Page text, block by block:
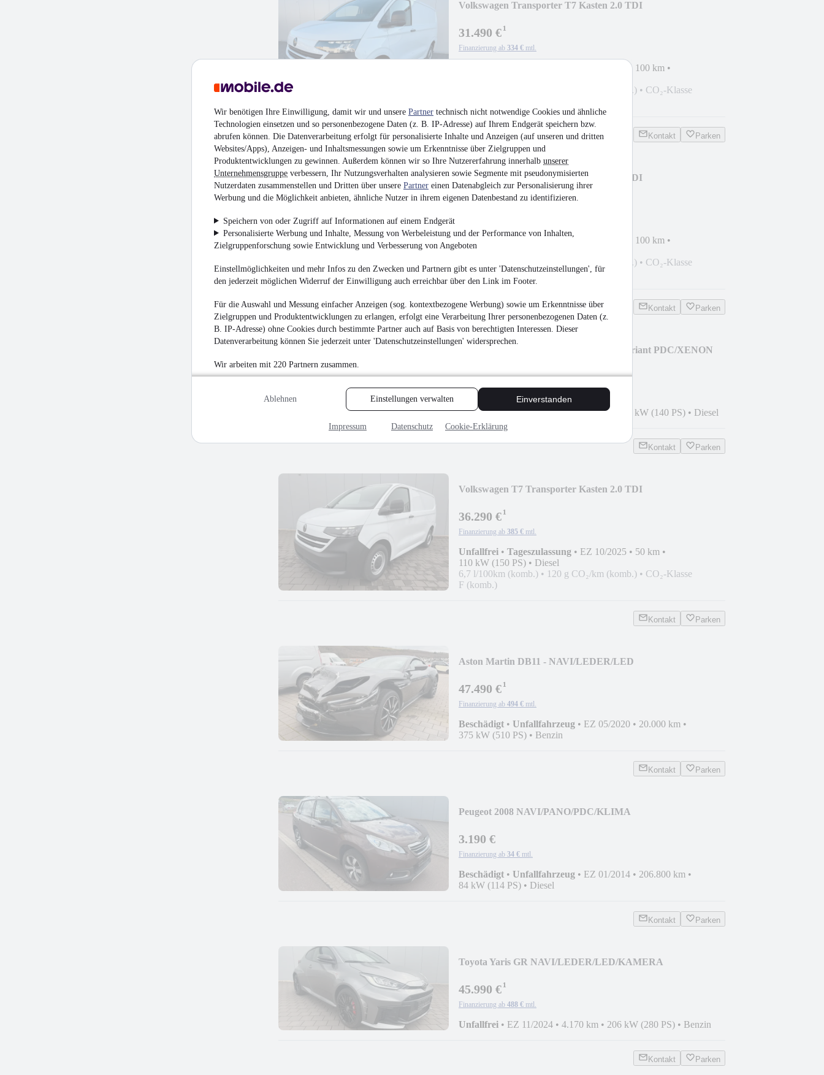
Wir benötigen Ihre Einwilligung, damit wir und unsere Partner technisch nicht notwendige Cookies und ähnliche
Technologien einsetzen und so personenbezogene Daten (z. B. IP-Adresse) auf Ihrem Endgerät speichern bzw.
abrufen können. Die Datenverarbeitung erfolgt für personalisierte Inhalte und Anzeigen (auf unseren und dritten
Websites/Apps), Anzeigen- und Inhaltsmessungen sowie um Erkenntnisse über Zielgruppen und
Produktentwicklungen zu gewinnen. Außerdem können wir so Ihre Nutzererfahrung innerhalb unserer
Unternehmensgruppe verbessern, Ihr Nutzungsverhalten analysieren sowie Segmente mit pseudonymisierten
Nutzerdaten zusammenstellen und Dritten über unsere Partner einen Datenabgleich zur Personalisierung ihrer
Werbung und die Möglichkeit anbieten, ähnliche Nutzer in ihrem eigenen Datenbestand zu identifizieren.
Speichern von oder Zugriff auf Informationen auf einem Endgerät
Personalisierte Werbung und Inhalte, Messung von Werbeleistung und der Performance von Inhalten,
Zielgruppenforschung sowie Entwicklung und Verbesserung von Angeboten
Einstellmöglichkeiten und mehr Infos zu den Zwecken und Partnern gibt es unter 'Datenschutzeinstellungen', für
den jederzeit möglichen Widerruf der Einwilligung auch erreichbar über den Link im Footer.
Für die Auswahl und Messung einfacher Anzeigen (sog. kontextbezogene Werbung) sowie um Erkenntnisse über
Zielgruppen und Produktentwicklungen zu erlangen, erfolgt eine Verarbeitung Ihrer personenbezogenen Daten (z.
B. IP-Adresse) ohne Cookies durch bestimmte Partner auch auf Basis von berechtigten Interessen. Dieser
Datenverarbeitung können Sie jederzeit unter 'Datenschutzeinstellungen' widersprechen.
Wir arbeiten mit 220 Partnern zusammen.
Ablehnen Einstellungen verwalten Einverstanden
Impressum Datenschutz Cookie-Erklärung
Volkswagen Transporter T7 Kasten 2.0 TDI
31.490 €¹
Finanzierung ab 334 € mtl.
• 100 km •
185 g CO₂/km (komb.) • CO₂-Klasse
Kontakt Parken
Volkswagen Transporter T7 Kasten 2.0 TDI
KLIMA/PDC/SOFORT
31.590 €¹
Unfallfrei • 100 km •
81 kW (110 PS)
185 g CO₂/km (komb.) • CO₂-Klasse
G (komb.)
Kontakt Parken
Volkswagen Golf 2.0 TDI Comfortline Variant PDC/XENON
2.390 €
Finanzierung ab
Unfallfrei•EZ 09/2009•232.500 km• 103 kW (140 PS) • Diesel
Kontakt Parken
Volkswagen T7 Transporter Kasten 2.0 TDI
36.290 €¹
Finanzierung ab 385 € mtl.
Unfallfrei • Tageszulassung • EZ 10/2025 • 50 km •
110 kW (150 PS) • Diesel
6,7 l/100km (komb.) • 120 g CO₂/km (komb.) • CO₂-Klasse
F (komb.)
Kontakt Parken
Aston Martin DB11 - NAVI/LEDER/LED
47.490 €¹
Finanzierung ab 494 € mtl.
Beschädigt • Unfallfahrzeug • EZ 05/2020 • 20.000 km •
375 kW (510 PS) • Benzin
Kontakt Parken
Peugeot 2008 NAVI/PANO/PDC/KLIMA
3.190 €
Finanzierung ab 34 € mtl.
Beschädigt • Unfallfahrzeug • EZ 01/2014 • 206.800 km •
84 kW (114 PS) • Diesel
Kontakt Parken
Toyota Yaris GR NAVI/LEDER/LED/KAMERA
45.990 €¹
Finanzierung ab 488 € mtl.
Unfallfrei • EZ 11/2024 • 4.170 km • 206 kW (280 PS) • Benzin
Kontakt Parken